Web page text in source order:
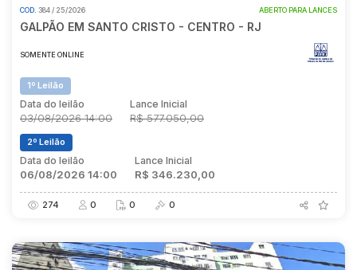
COD. 384 / 25/2026 ABERTO PARA LANCES
GALPÃO EM SANTO CRISTO - CENTRO - RJ
SOMENTE ONLINE
1º Leilão
Data do leilão
03/08/2026 14:00
Lance Inicial
R$ 577.050,00
2º Leilão
Data do leilão
06/08/2026 14:00
Lance Inicial
R$ 346.230,00
274 0 0 0